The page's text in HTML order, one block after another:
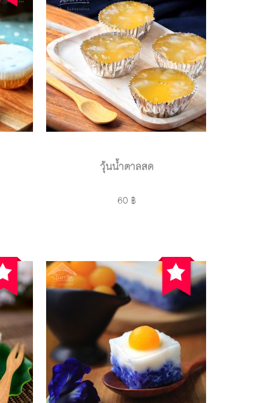
วุ้นน้ำตาลสด
60 ฿